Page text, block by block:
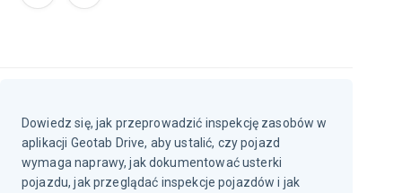
Dowiedz się, jak przeprowadzić inspekcję zasobów w
aplikacji Geotab Drive, aby ustalić, czy pojazd
wymaga naprawy, jak dokumentować usterki
pojazdu, jak przeglądać inspekcje pojazdów i jak